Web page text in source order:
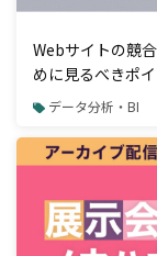
Webサイトの競
めに見るべきポ
データ分析・BI